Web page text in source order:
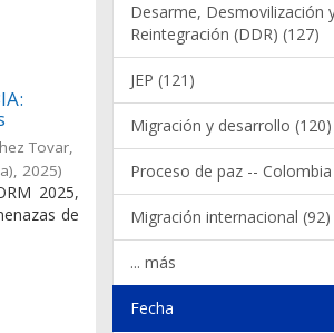
Tovar,
, 2025)
2025,
de
Desarme, Desmovilización
Reintegración (DDR) (127)
JEP (121)
Migración y desarrollo (120)
Proceso de paz --
Migración internacional (92)
... más
Fecha